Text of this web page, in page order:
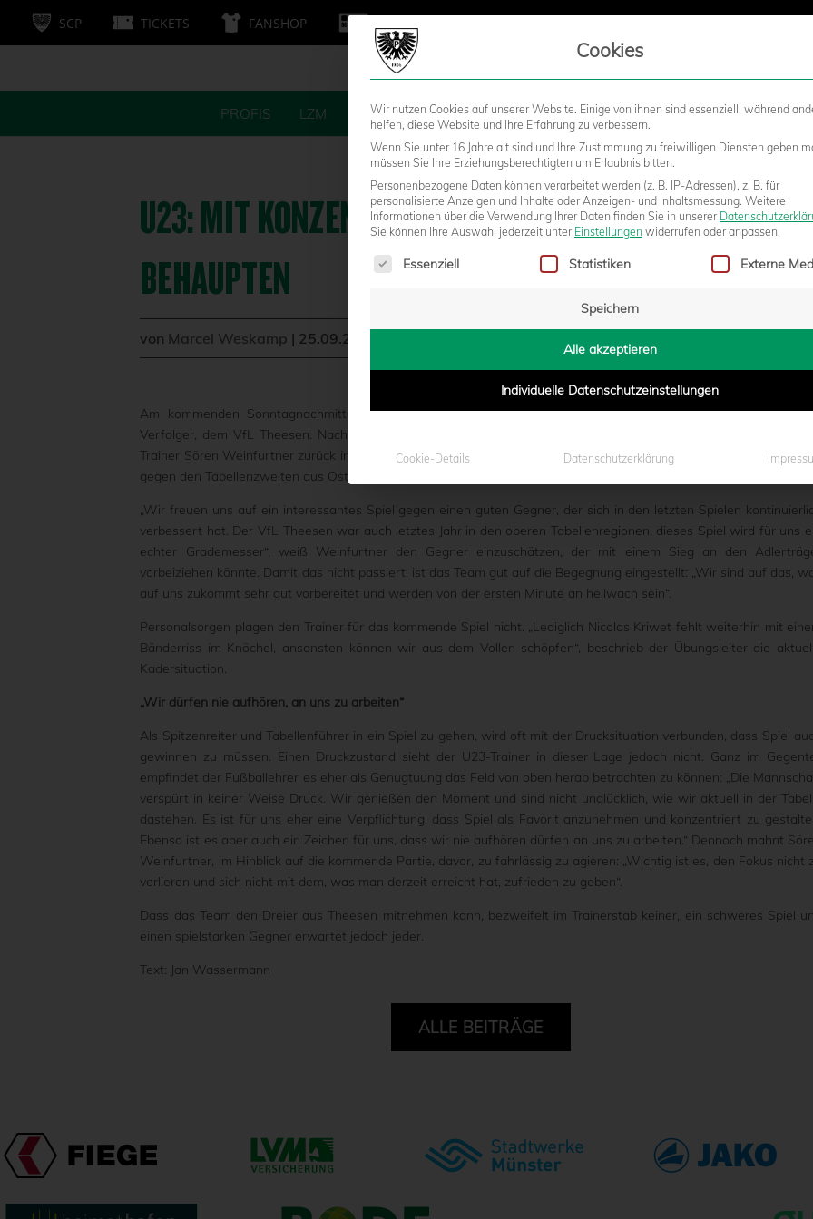
SCP TICKETS FANSHOP
PROFIS LZM FANS STADION BUSINESS KIDS
U23: MIT KONZENTRATION DIE TABELLENSPITZE
BEHAUPTEN
von Marcel Weskamp | 25.09.2014 - 16:40
Am kommenden Sonntagnachmittag (16:00) gastiert die U23 des SC Preußen 06 e.V. Münster beim
Verfolger, dem VfL Theesen. Nach der Derbyniederlage gegen den 1. FC Gievenbeck möchte die Mannschaft
Trainer Sören Weinfurtner zurück in die Spur finden und die drei Punkte mit nach Hause nehmen. Einen
gegen den Tabellenzweiten aus Ostwestfalen wird es jedoch nicht.
„Wir freuen uns auf ein interessantes Spiel gegen einen guten Gegner, der sich in den letzten Spielen
verbessert hat. Der VfL Theesen war auch letztes Jahr in den oberen Tabellenregionen, dieses Spiel wird für uns
echter Grademesser“, weiß Weinfurtner den Gegner einzuschätzen, der mit einem Sieg an den
vorbeiziehen könnte. Damit das nicht passiert, ist das Team gut auf die Begegnung eingestellt: „Wir sind auf das,
auf uns zukommt sehr gut vorbereitet und werden von der ersten Minute an hellwach sein“.
Personalsorgen plagen den Trainer für das kommende Spiel nicht. „Lediglich Nicolas Kriwet fehlt weiterhin mit
Bänderriss im Knöchel, ansonsten können wir aus dem Vollen schöpfen“, beschrieb der Übungsleiter die
Kadersituation.
„Wir dürfen nie aufhören, an uns zu arbeiten“
Als Spitzenreiter und Tabellenführer in ein Spiel zu gehen, wird oft mit der Drucksituation verbunden, dass Spiel
gewinnen zu müssen. Einen Druckzustand sieht der U23-Trainer in dieser Lage jedoch nicht. Ganz im
empfindet der Fußballehrer es eher als Genugtuung das Feld von oben herab betrachten zu können: „Die
verspürt in keiner Weise Druck. Wir genießen den Moment und sind nicht unglücklich, wie wir aktuell in der
dastehen. Es ist für uns eher eine Verpflichtung, dass Spiel als Favorit anzunehmen und konzentriert zu
Ebenso ist es aber auch ein Zeichen für uns, dass wir nie aufhören dürfen an uns zu arbeiten.“ Dennoch mahnt
Weinfurtner, im Hinblick auf die kommende Partie, davor, zu fahrlässig zu agieren: „Wichtig ist es, den Fokus nicht
verlieren und sich nicht mit dem, was man derzeit erreicht hat, zufrieden zu geben“.
Dass das Team den Dreier aus Theesen mitnehmen kann, bezweifelt im Trainerstab keiner, ein schweres Spiel
einen spielstarken Gegner erwartet jedoch jeder.
Text: Jan Wassermann
ALLE BEITRÄGE
Cookies
Wir nutzen Cookies auf unserer Website. Einige von ihnen sind essenziell, während
helfen, diese Website und Ihre Erfahrung zu verbessern.
Wenn Sie unter 16 Jahre alt sind und Ihre Zustimmung zu freiwilligen Diensten geben
müssen Sie Ihre Erziehungsberechtigten um Erlaubnis bitten.
Personenbezogene Daten können verarbeitet werden (z. B. IP-Adressen), z. B. für
personalisierte Anzeigen und Inhalte oder Anzeigen- und Inhaltsmessung. Weitere
Informationen über die Verwendung Ihrer Daten finden Sie in unserer
Sie können Ihre Auswahl jederzeit unter Einstellungen widerrufen oder anpassen.
Es folgt eine Liste der Service-Gruppen, für die eine Einwilligung erteilt
Essenziell Statistiken Externe
Speichern
Alle akzeptieren
Individuelle Datenschutzeinstellungen
Cookie-Details Datenschutzerklärung